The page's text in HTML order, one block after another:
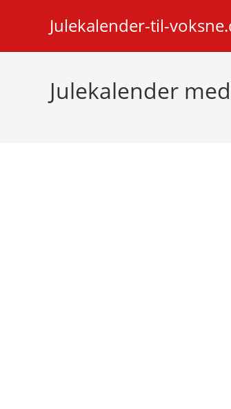
Julekalender-til-
Julekalender